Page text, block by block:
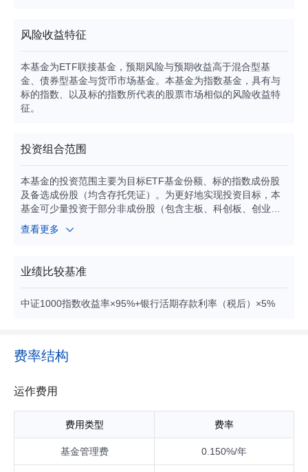
风险收益特征
本基金为ETF联接基金，预期风险与预期收益高于混合型基
金、债券型基金与货币市场基金。本基金为指数基金，具有与
标的指数、以及标的指数所代表的股票市场相似的风险收益特
征。
投资组合范围
本基金的投资范围主要为目标ETF基金份额、标的指数成份股
及备选成份股（均含存托凭证）。为更好地实现投资目标，本
基金可少量投资于部分非成份股（包含主板、科创板、创业板
及其他经中国证监会允许发行的股票）、存托凭证、债券（包
含国债、央行票据、地方政府债券、政府支持机构债券、政府
换债券、可交换债券、可分离交易可转债、短期融资券（含超
短期融资券）、中期票据等）、资产支持证券、债券回购、银
权等）、货币市场工具以及中国证监会允许基金投资的其他金
查看更多
业绩比较基准
中证1000指数收益率×95%+银行活期存款利率（税后）×5%
费率结构
运作费用
费用类型 费率
基金管理费 0.150%/年